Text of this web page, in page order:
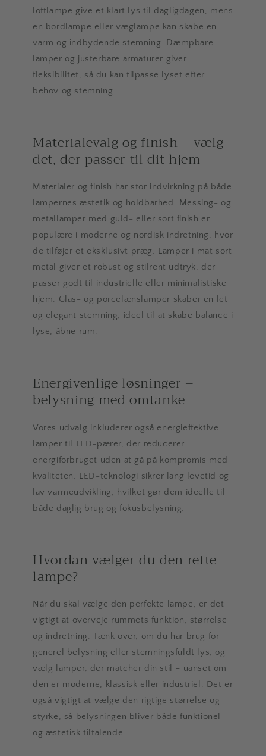
loftlampe give et klart lys til dagligdagen, mens
en bordlampe eller væglampe kan skabe en
varm og indbydende stemning. Dæmpbare
lamper og justerbare armaturer giver
fleksibilitet, så du kan tilpasse lyset efter
behov og stemning.
Materialevalg og finish – vælg
det, der passer til dit hjem
Materialer og finish har stor indvirkning på både
lampernes æstetik og holdbarhed. Messing- og
metallamper med guld- eller sort finish er
populære i moderne og nordisk indretning, hvor
de tilføjer et eksklusivt præg. Lamper i mat sort
metal giver et robust og stilrent udtryk, der
passer godt til industrielle eller minimalistiske
hjem. Glas- og porcelænslamper skaber en let
og elegant stemning, ideel til at skabe balance i
lyse, åbne rum.
Energivenlige løsninger –
belysning med omtanke
Vores udvalg inkluderer også energieffektive
lamper til LED-pærer, der reducerer
energiforbruget uden at gå på kompromis med
kvaliteten. LED-teknologi sikrer lang levetid og
lav varmeudvikling, hvilket gør dem ideelle til
både daglig brug og fokusbelysning.
Hvordan vælger du den rette
lampe?
Når du skal vælge den perfekte lampe, er det
vigtigt at overveje rummets funktion, størrelse
og indretning. Tænk over, om du har brug for
generel belysning eller stemningsfuldt lys, og
vælg lamper, der matcher din stil – uanset om
den er moderne, klassisk eller industriel. Det er
også vigtigt at vælge den rigtige størrelse og
styrke, så belysningen bliver både funktionel
og æstetisk tiltalende.